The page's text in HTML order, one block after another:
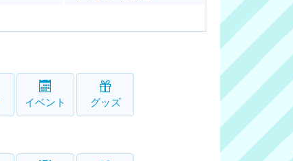
イベント グッズ